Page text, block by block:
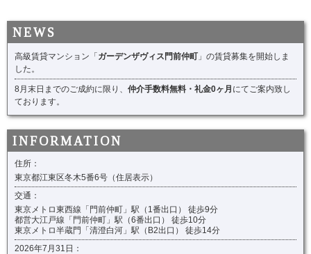
高級賃貸マンション「ガーデンザヴィス門前仲町」の賃貸募集を開始しま
した。
8月末日までのご成約に限り、 仲介手数料無料・礼金0ヶ月 にてご案内致し
ております。
住所：
東京都江東区冬木5番6号（住居表示）
交通：
東京メトロ東西線「門前仲町」駅（1番出口） 徒歩9分
都営大江戸線「門前仲町」駅（6番出口） 徒歩10分
東京メトロ半蔵門「清澄白河」駅（B2出口） 徒歩14分
2026年7月31日：